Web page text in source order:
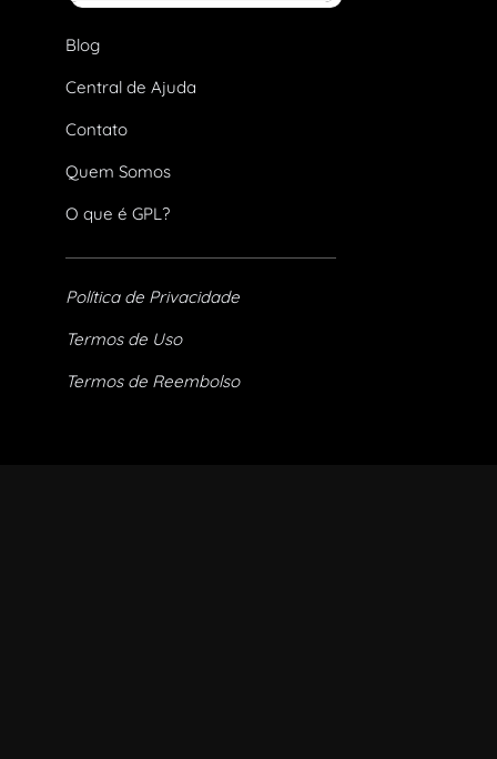
Blog
Central de Ajuda
Contato
Quem Somos
O que é GPL?
Política de Privacidade
Termos de Uso
Termos de Reembolso